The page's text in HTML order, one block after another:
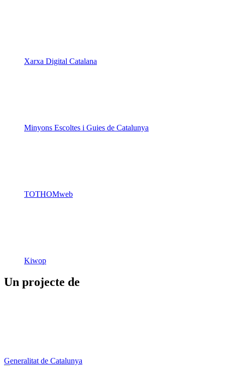
Xarxa Digital Catalana
Minyons Escoltes i Guies de Catalunya
TOTHOMweb
Kiwop
Un projecte de
Generalitat de Catalunya